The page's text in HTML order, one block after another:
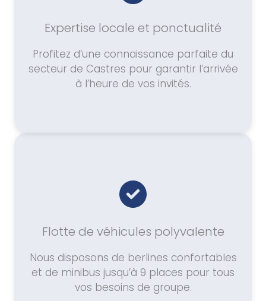
Expertise locale et ponctualité
Profitez d’une connaissance parfaite du
secteur de Castres pour garantir l’arrivée
à l’heure de vos invités.
Flotte de véhicules polyvalente
Nous disposons de berlines confortables
et de minibus jusqu’à 9 places pour tous
vos besoins de groupe.